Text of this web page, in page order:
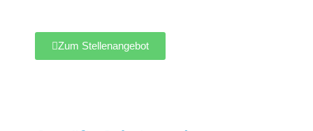
Zum Stellenangebot